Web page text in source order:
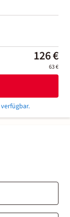
126 €
63 €